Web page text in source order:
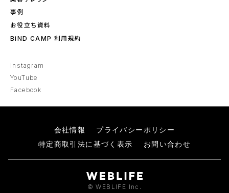
事例
お役立ち資料
BiND CAMP 利用規約
Instagram
YouTube
Facebook
会社情報
プライバシーポリシー
特定商取引法に基づく表示
お問い合わせ
© WEBLIFE Inc.